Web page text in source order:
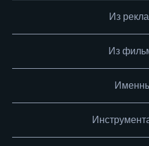
Из
Из